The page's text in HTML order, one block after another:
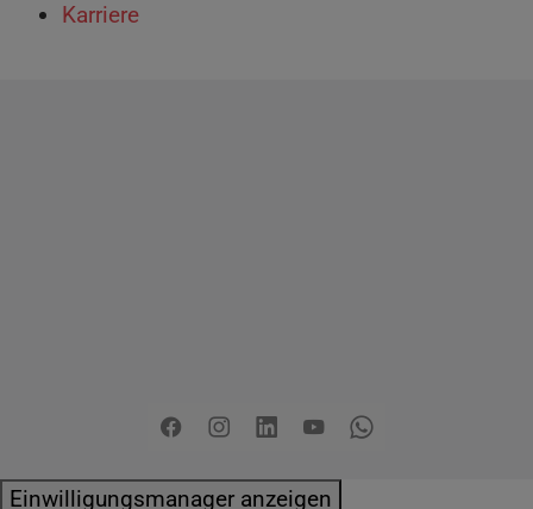
Karriere
Facebook
Instagram
LinkedIn
YouTubeWhatsapp
Einwilligungsmanager anzeigen